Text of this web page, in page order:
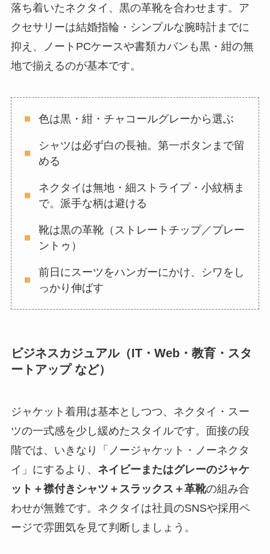
落ち着いたネクタイ、黒の革靴を合わせます。ア
クセサリーは結婚指輪・シンプルな腕時計までに
抑え、ノートPCケースや書類カバンも黒・紺の無
地で揃えるのが基本です。
色は黒・紺・チャコールグレーから選ぶ
シャツは必ず白の長袖。第一ボタンまで留
める
ネクタイは無地・細ストライプ・小紋柄ま
で。派手な柄は避ける
靴は黒の革靴（ストレートチップ／プレー
ントゥ）
前日にスーツをハンガーにかけ、シワをし
っかり伸ばす
ビジネスカジュアル（IT・Web・教育・スタ
ートアップ など）
ジャケット着用は基本としつつ、ネクタイ・スー
ツの一式感を少し緩めたスタイルです。面接の段
階では、いきなり「ノージャケット・ノーネクタ
イ」にするより、 ネイビーまたはグレーのジャケ
ット＋襟付きシャツ＋スラックス＋革靴の組み合
わせが無難です。ネクタイは社員のSNSや採用ペ
ージで雰囲気を見て判断しましょう。